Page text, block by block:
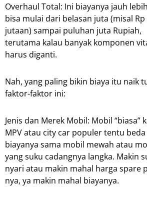
Overhaul Total: Ini biayanya jauh
bisa mulai dari belasan juta (misal Rp
jutaan) sampai puluhan juta Rupiah,
terutama kalau banyak komponen
harus diganti.
Nah, yang paling bikin biaya itu naik
faktor-faktor ini:
Jenis dan Merek Mobil: Mobil “biasa”
MPV atau city car populer tentu beda
biayanya sama mobil mewah atau
yang suku cadangnya langka. Makin
nyari atau makin mahal harga spare
nya, ya makin mahal biayanya.